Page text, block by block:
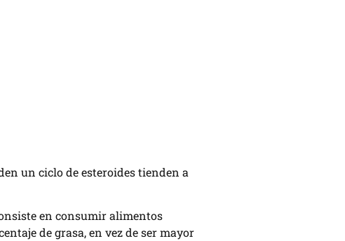
un ciclo de esteroides tienden a
en consumir alimentos
de grasa, en vez de ser mayor